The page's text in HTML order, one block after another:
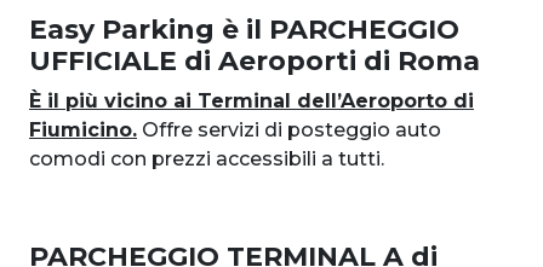
Easy Parking è il PARCHEGGIO
UFFICIALE di Aeroporti di Roma
È il più vicino ai Terminal dell’Aeroporto di
Fiumicino. Offre servizi di posteggio auto
comodi con prezzi accessibili a tutti.
PARCHEGGIO TERMINAL A di